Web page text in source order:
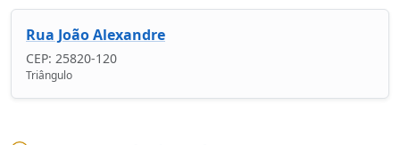
Rua João Alexandre
CEP: 25820-120
Triângulo